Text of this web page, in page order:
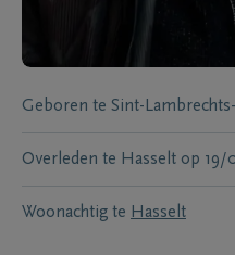
Geboren te Sint-
Overleden te Hasselt op 19/
Woonachtig te Hasselt